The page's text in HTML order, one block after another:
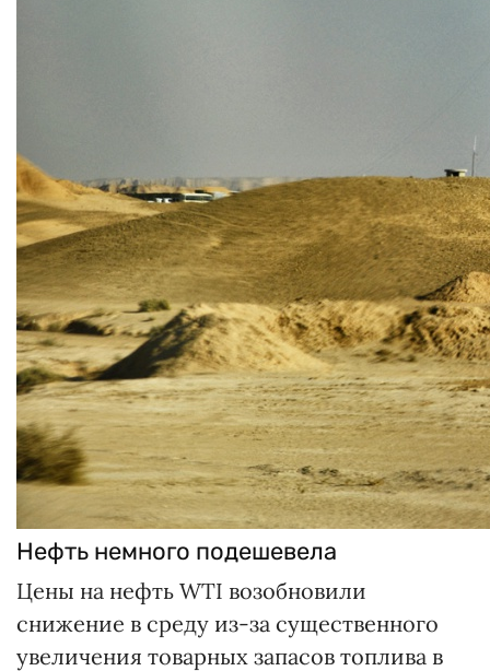
Нефть немного подешевела
Цены на нефть WTI возобновили
снижение в среду из-за существенного
увеличения товарных запасов топлива в